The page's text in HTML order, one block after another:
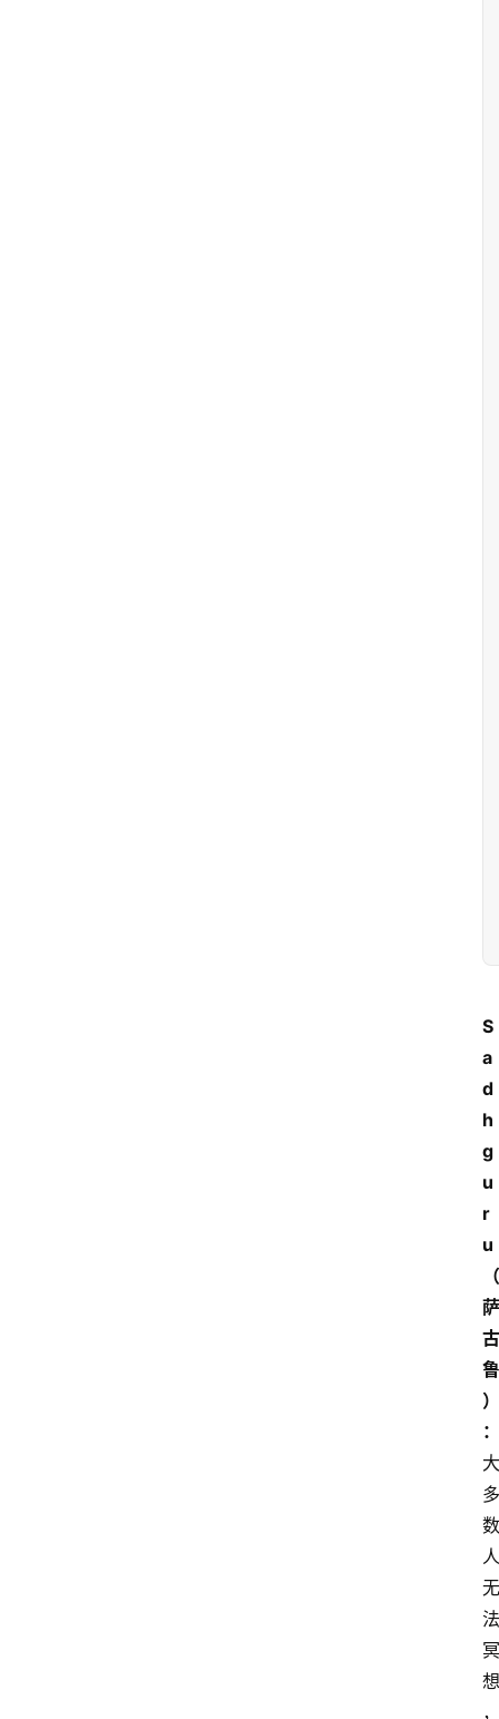
S
a
d
h
g
u
r
u
（
萨
古
鲁
）
：
大
多
数
人
无
法
冥
想
，